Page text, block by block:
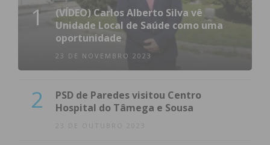
1
(VÍDEO) Carlos Alberto Silva vê
Unidade Local de Saúde como uma
oportunidade
23 DE NOVEMBRO 2023
2
PSD de Paredes visitou Centro
Hospital do Tâmega e Sousa
23 DE OUTUBRO 2023